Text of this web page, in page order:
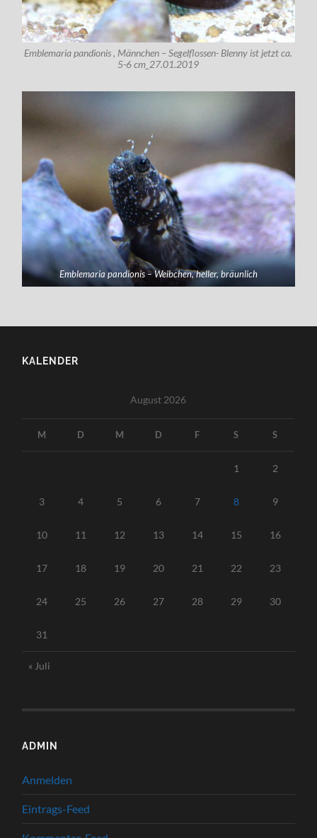
Emblemaria pandionis , Männchen – Segelflossen- Blenny ist jetzt ca.
5-6 cm_27.01.2019
Emblemaria pandionis – Weibchen, heller, bräunlich
KALENDER
August 2026
M D M D F S S
1 2
3 4 5 6 7 8 9
10 11 12 13 14 15 16
17 18 19 20 21 22 23
24 25 26 27 28 29 30
31
« Juli
ADMIN
Anmelden
Eintrags-Feed